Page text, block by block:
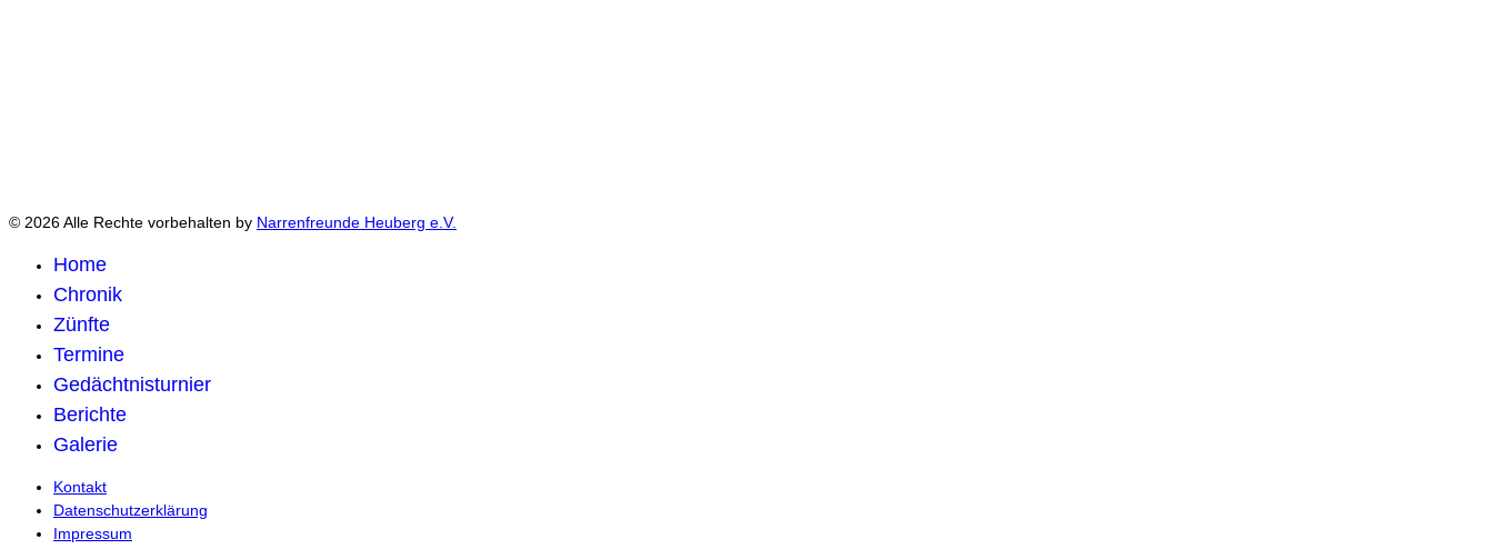
© 2026 Alle Rechte vorbehalten by Narrenfreunde Heuberg e.V.
Home
Chronik
Zünfte
Termine
Gedächtnisturnier
Berichte
Galerie
Kontakt
Datenschutzerklärung
Impressum